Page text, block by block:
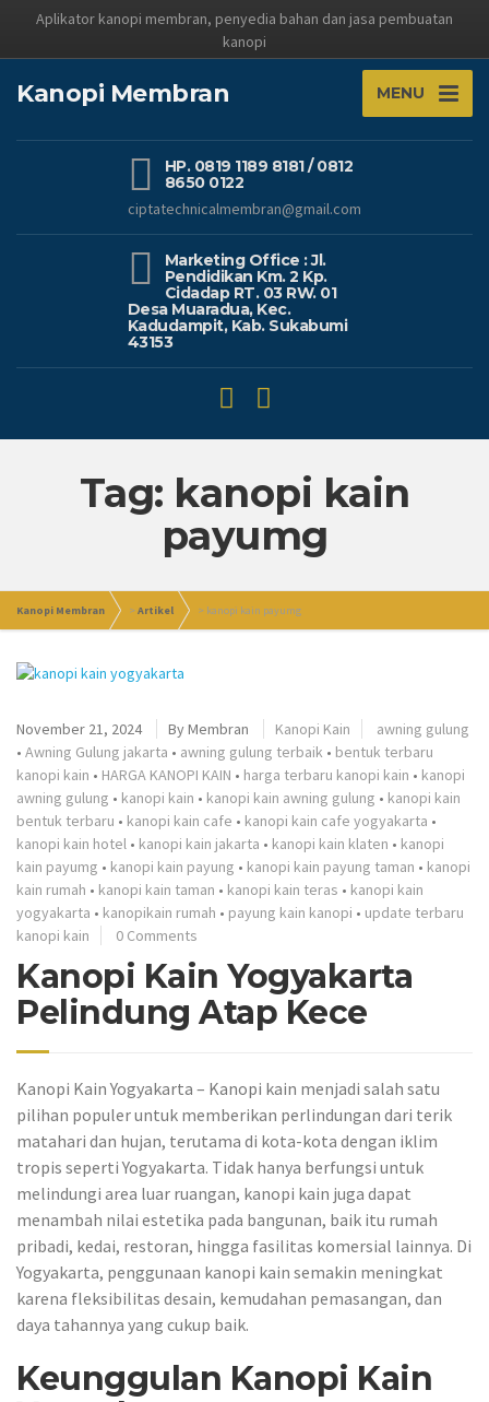
Aplikator kanopi membran, penyedia bahan dan jasa pembuatan
kanopi
Kanopi Membran MENU
HP. 0819 1189 8181 / 0812
8650 0122
ciptatechnicalmembran@gmail.com
Marketing Office : Jl.
Pendidikan Km. 2 Kp.
Cidadap RT. 03 RW. 01
Desa Muaradua, Kec.
Kadudampit, Kab. Sukabumi
43153
Tag: kanopi kain
payumg
Kanopi Membran >Artikel > kanopi kain payumg
November 21, 2024 ByMembran Kanopi Kain
awning gulung
• Awning Gulung jakarta • awning gulung terbaik • bentuk terbaru
kanopi kain • HARGA KANOPI KAIN • harga terbaru kanopi kain • kanopi
awning gulung • kanopi kain • kanopi kain awning gulung • kanopi kain
bentuk terbaru • kanopi kain cafe • kanopi kain cafe yogyakarta •
kanopi kain hotel • kanopi kain jakarta • kanopi kain klaten • kanopi
kain payumg • kanopi kain payung • kanopi kain payung taman • kanopi
kain rumah • kanopi kain taman • kanopi kain teras • kanopi kain
yogyakarta • kanopikain rumah • payung kain kanopi • update terbaru
kanopi kain
0 Comments
Kanopi Kain Yogyakarta
Pelindung Atap Kece
Kanopi Kain Yogyakarta – Kanopi kain menjadi salah satu
pilihan populer untuk memberikan perlindungan dari terik
matahari dan hujan, terutama di kota-kota dengan iklim
tropis seperti Yogyakarta. Tidak hanya berfungsi untuk
melindungi area luar ruangan, kanopi kain juga dapat
menambah nilai estetika pada bangunan, baik itu rumah
pribadi, kedai, restoran, hingga fasilitas komersial lainnya. Di
Yogyakarta, penggunaan kanopi kain semakin meningkat
karena fleksibilitas desain, kemudahan pemasangan, dan
daya tahannya yang cukup baik.
Keunggulan Kanopi Kain